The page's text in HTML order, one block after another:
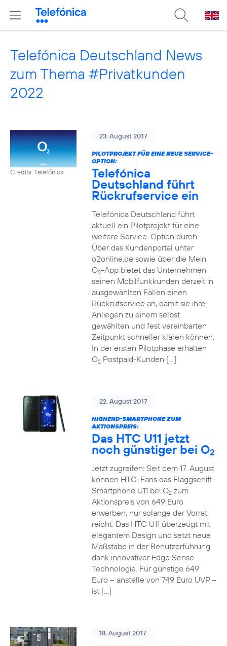
Telefónica Deutschland News
zum Thema #Privatkunden
2022
Credits: Telefónica
23. August 2017
PILOTPROJEKT FÜR EINE NEUE SERVICE-
OPTION:
Telefónica
Deutschland führt
Rückrufservice ein
Telefónica Deutschland führt
aktuell ein Pilotprojekt für eine
weitere Service-Option durch:
Über das Kundenportal unter
o2online.de sowie über die Mein
O2-App bietet das Unternehmen
seinen Mobilfunkkunden derzeit in
ausgewählten Fällen einen
Rückrufservice an, damit sie ihre
Anliegen zu einem selbst
gewählten und fest vereinbarten
Zeitpunkt schneller klären können.
In der ersten Pilotphase erhalten
O2Postpaid-Kunden […]
22. August 2017
HIGHEND-SMARTPHONE ZUM
AKTIONSPREIS:
Das HTC U11 jetzt
noch günstiger bei O2
Jetzt zugreifen: Seit dem 17. August
können HTC-Fans das Flaggschiff-
Smartphone U11 bei O2zum
Aktionspreis von 649 Euro
erwerben, nur solange der Vorrat
reicht. Das HTC U11 überzeugt mit
elegantem Design und setzt neue
Maßstäbe in der Benutzerführung
dank innovativer Edge Sense
Technologie. Für günstige 649
Euro – anstelle von 749 Euro UVP –
ist […]
18. August 2017